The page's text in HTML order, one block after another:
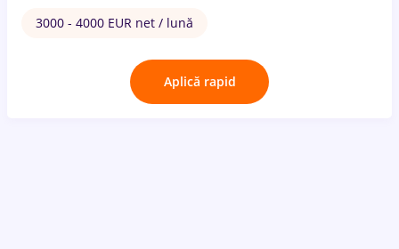
3000 - 4000 EUR net / lună
Aplică rapid